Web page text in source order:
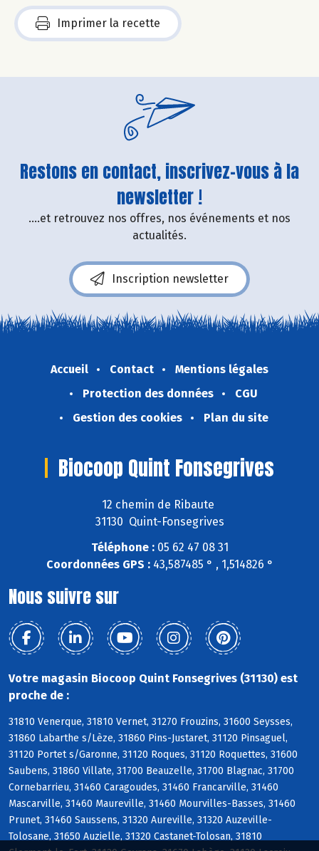
Imprimer la recette
Restons en contact, inscrivez-vous à la
newsletter !
....et retrouvez nos offres, nos événements et nos
actualités.
Inscription newsletter
Accueil Contact
Mentions légales
Protection des données
CGU
Gestion des cookies
Plan du site
Biocoop Quint Fonsegrives
12 chemin de Ribaute
31130 Quint-Fonsegrives
Téléphone :05 62 47 08 31
Coordonnées GPS :43,587485 ° , 1,514826 °
Nous suivre sur
Votre magasin Biocoop Quint Fonsegrives (31130) est
proche de :
31810 Venerque, 31810 Vernet, 31270 Frouzins, 31600 Seysses,
31860 Labarthe s/Lèze, 31860 Pins-Justaret, 31120 Pinsaguel,
31120 Portet s/Garonne, 31120 Roques, 31120 Roquettes, 31600
Saubens, 31860 Villate, 31700 Beauzelle, 31700 Blagnac, 31700
Cornebarrieu, 31460 Caragoudes, 31460 Francarville, 31460
Mascarville, 31460 Maureville, 31460 Mourvilles-Basses, 31460
Prunet, 31460 Saussens, 31320 Aureville, 31320 Auzeville-
Tolosane, 31650 Auzielle, 31320 Castanet-Tolosan, 31810